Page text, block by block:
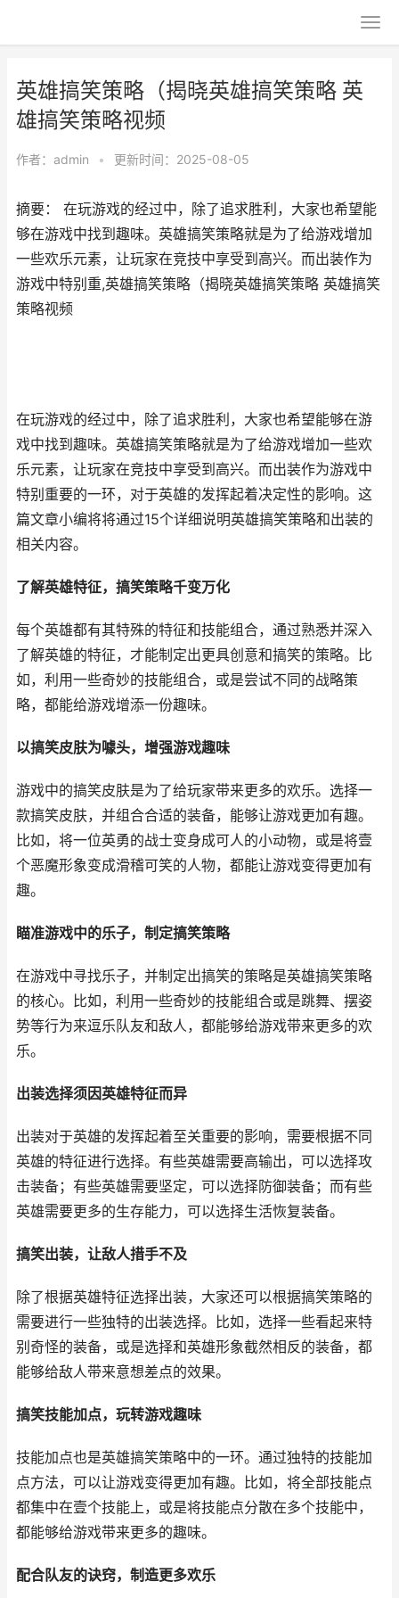
英雄搞笑策略（揭晓英雄搞笑策略 英
雄搞笑策略视频
作者： admin • 更新时间：2025-08-05
摘要： 在玩游戏的经过中，除了追求胜利，大家也希望能
够在游戏中找到趣味。英雄搞笑策略就是为了给游戏增加
一些欢乐元素，让玩家在竞技中享受到高兴。而出装作为
游戏中特别重,英雄搞笑策略（揭晓英雄搞笑策略 英雄搞笑
策略视频
在玩游戏的经过中，除了追求胜利，大家也希望能够在游
戏中找到趣味。英雄搞笑策略就是为了给游戏增加一些欢
乐元素，让玩家在竞技中享受到高兴。而出装作为游戏中
特别重要的一环，对于英雄的发挥起着决定性的影响。这
篇文章小编将将通过15个详细说明英雄搞笑策略和出装的
相关内容。
了解英雄特征，搞笑策略千变万化
每个英雄都有其特殊的特征和技能组合，通过熟悉并深入
了解英雄的特征，才能制定出更具创意和搞笑的策略。比
如，利用一些奇妙的技能组合，或是尝试不同的战略策
略，都能给游戏增添一份趣味。
以搞笑皮肤为噱头，增强游戏趣味
游戏中的搞笑皮肤是为了给玩家带来更多的欢乐。选择一
款搞笑皮肤，并组合合适的装备，能够让游戏更加有趣。
比如，将一位英勇的战士变身成可人的小动物，或是将壹
个恶魔形象变成滑稽可笑的人物，都能让游戏变得更加有
趣。
瞄准游戏中的乐子，制定搞笑策略
在游戏中寻找乐子，并制定出搞笑的策略是英雄搞笑策略
的核心。比如，利用一些奇妙的技能组合或是跳舞、摆姿
势等行为来逗乐队友和敌人，都能够给游戏带来更多的欢
乐。
出装选择须因英雄特征而异
出装对于英雄的发挥起着至关重要的影响，需要根据不同
英雄的特征进行选择。有些英雄需要高输出，可以选择攻
击装备；有些英雄需要坚定，可以选择防御装备；而有些
英雄需要更多的生存能力，可以选择生活恢复装备。
搞笑出装，让敌人措手不及
除了根据英雄特征选择出装，大家还可以根据搞笑策略的
需要进行一些独特的出装选择。比如，选择一些看起来特
别奇怪的装备，或是选择和英雄形象截然相反的装备，都
能够给敌人带来意想差点的效果。
搞笑技能加点，玩转游戏趣味
技能加点也是英雄搞笑策略中的一环。通过独特的技能加
点方法，可以让游戏变得更加有趣。比如，将全部技能点
都集中在壹个技能上，或是将技能点分散在多个技能中，
都能够给游戏带来更多的趣味。
配合队友的诀窍，制造更多欢乐